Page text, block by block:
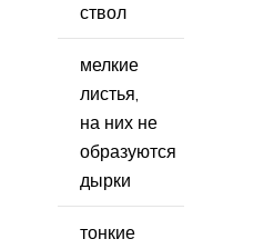
ствол
мелкие
листья,
на них не
образуются
дырки
тонкие